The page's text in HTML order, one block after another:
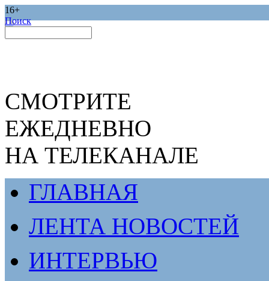
16+
Поиск
СМОТРИТЕ
ЕЖЕДНЕВНО
НА ТЕЛЕКАНАЛЕ
ГЛАВНАЯ
ЛЕНТА НОВОСТЕЙ
ИНТЕРВЬЮ